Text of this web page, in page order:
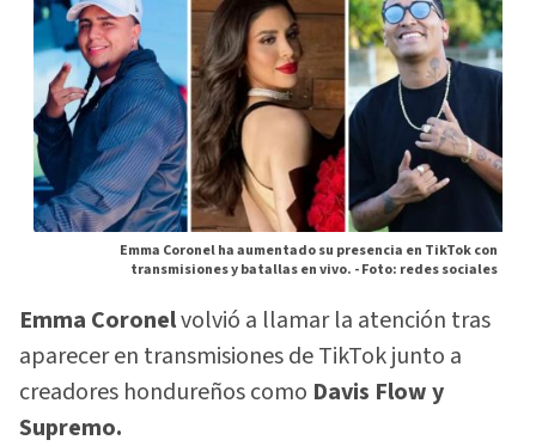
Emma Coronel ha aumentado su presencia en TikTok con
transmisiones y batallas en vivo. -Foto: redes sociales
Emma Coronelvolvió a llamar la atención tras
aparecer en transmisiones de TikTok junto a
creadores hondureños como Davis Flow y
Supremo.